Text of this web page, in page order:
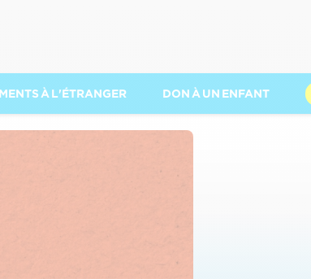
À L'ÉTRANGER DON À UN ENFANT